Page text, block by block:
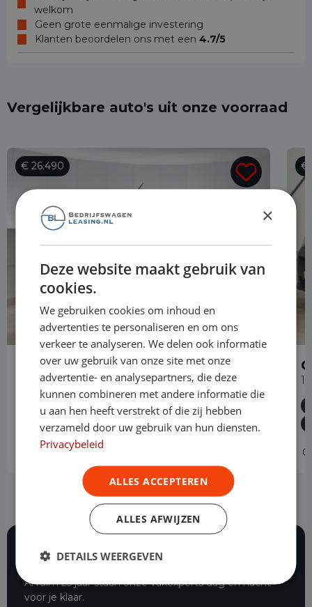
welkom
Geen grote eenmalige investering
Klanten beoordelen ons met een 4.7/5
Vergelijkbare auto's uit onze voorraad
€ 26.490
Opel Combo
1.5 BlueHDi 130PK L2 Automaat
Automaat 20.055 km
2024
Asten
L2H1
Operational lease
€
Al ruim 25 jaar staan onze vakexperts dag en nacht
voor je klaar.
×
Deze website maakt gebruik van
cookies.
We gebruiken cookies om inhoud en
advertenties te personaliseren en om ons
verkeer te analyseren. We delen ook informatie
over uw gebruik van onze site met onze
advertentie- en analysepartners, die deze
kunnen combineren met andere informatie die
u aan hen heeft verstrekt of die zij hebben
verzameld door uw gebruik van hun diensten.
Privacybeleid
ALLES ACCEPTEREN
ALLES AFWIJZEN
DETAILS WEERGEVEN